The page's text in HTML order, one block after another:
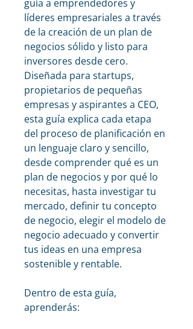
guía a emprendedores y
líderes empresariales a través
de la creación de un plan de
negocios sólido y listo para
inversores desde cero.
Diseñada para startups,
propietarios de pequeñas
empresas y aspirantes a CEO,
esta guía explica cada etapa
del proceso de planificación en
un lenguaje claro y sencillo,
desde comprender qué es un
plan de negocios y por qué lo
necesitas, hasta investigar tu
mercado, definir tu concepto
de negocio, elegir el modelo de
negocio adecuado y convertir
tus ideas en una empresa
sostenible y rentable.
Dentro de esta guía,
aprenderás: